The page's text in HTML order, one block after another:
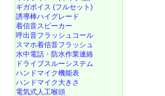
ギガボイス (フルセット)
誘導棒ハイグレード
着信音スピーカー
呼出音フラッシュコール
スマホ着信音フラッシュ
水中電話 ・ 防水作業連絡
ドライブスルーシステム
ハンドマイク機能表
ハンドマイク大きさ
電気式人工喉頭